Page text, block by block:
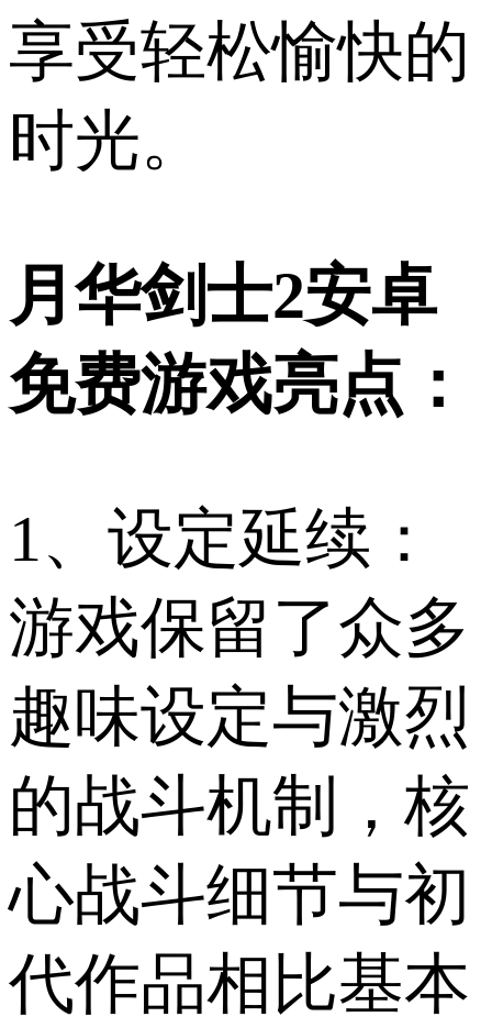
享受轻松愉快的
时光。
月华剑士2安卓
免费游戏亮点：
1、设定延续：
游戏保留了众多
趣味设定与激烈
的战斗机制，核
心战斗细节与初
代作品相比基本